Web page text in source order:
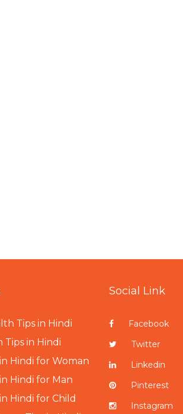
Tips in Hindi
Tips in Hindi
Hindi for Woman
Hindi for Man
Hindi for Child
Social Link
Facebook
Twitter
Linkedin
Pinterest
Instagram